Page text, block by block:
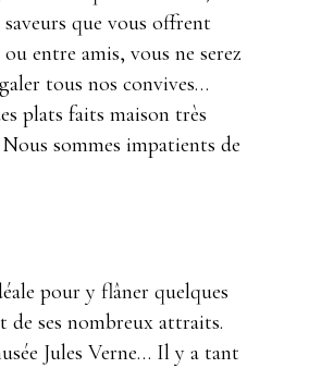
que vous offrent
entre amis, vous ne serez
tous nos convives…
plats faits maison très
sommes impatients de
pour y flâner quelques
de ses nombreux attraits.
Jules Verne… Il y a tant